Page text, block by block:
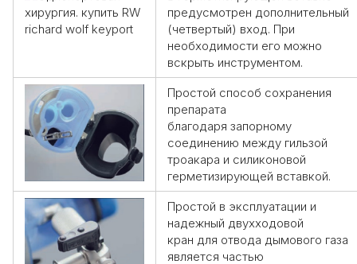
предусмотрен дополнительный
(четвертый) вход. При
необходимости его можно
вскрыть инструментом.
Простой способ сохранения
препарата
благодаря запорному
соединению между гильзой
троакара и силиконовой
герметизирующей вставкой.
Простой в эксплуатации и
надежный двухходовой
кран для отвода дымового газа
является частью